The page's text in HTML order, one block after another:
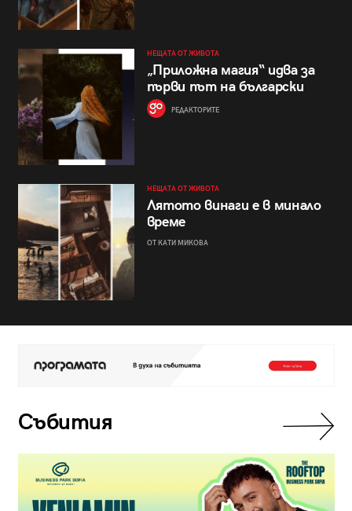
НЕЩАТА ОТ ЖИВОТА
„Приложна магия“ идва за
първи път на български
РЕДАКТОРИТЕ
НЕЩАТА ОТ ЖИВОТА
Лятото винаги е в минало
време
ОТ КАТИ МИКОВА
Събития